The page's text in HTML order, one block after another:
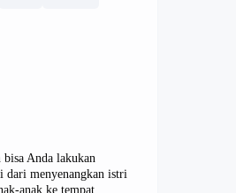
Anda lakukan
dari menyenangkan istri
anak ke tempat